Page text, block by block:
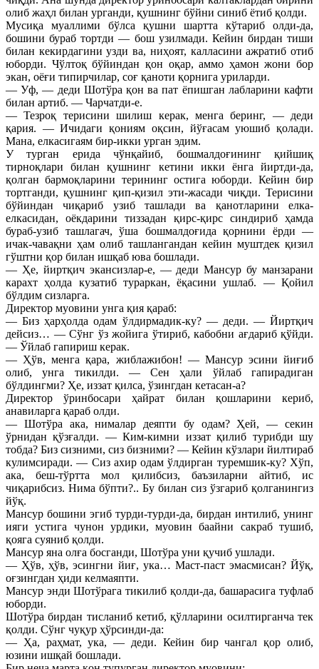
олиб жаҳл билан урганди, қушнинг бўйни синиб ётиб қолди.
Мусиқа муаллими бўлса қушни шартта кўтариб олди-да,
бошини бураб тортди — бош узилмади. Кейин бирдан тиши
билан кекирдагини узди ва, ниҳоят, калласини ажратиб отиб
юборди. Чўлтоқ бўйиндан қон оқар, аммо ҳамон жони бор
экан, оёғи типирчилар, соғ қаноти қорнига уриларди.
— Уф, — деди Шотўра қон ва пат ёпишган лабларини кафти
билан артиб. — Чарчатди-е.
— Тезроқ терисини шилиш керак, менга беринг, — деди
қария. — Ичидаги қониям оқсин, йўғасам уюшиб қолади.
Мана, елкасигаям бир-икки урган эдим.
У турган ерида чўнқайиб, бошмалдоғининг қийшиқ
тирноқлари билан қушнинг кетини икки ёнга йиртди-да,
қолган бармоқларини терининг остига юборди. Кейин бир
тортганди, қушнинг қип-қизил эти-жасади чиқди. Терисини
бўйиндан чиқариб узиб ташлади ва қанотларини елка-
елкасидан, оёкдарини тиззадан қирс-қирс синдириб ҳамда
бураб-узиб ташлагач, ўша бошмалдоғида қорнини ёрди —
ичак-чавақни ҳам олиб ташлангандан кейин муштдек қизил
гўштни қор билан ишқаб юва бошлади.
— Ҳе, йиртқич экансизлар-е, — деди Мансур бу манзарани
карахт ҳолда кузатиб тураркан, ёқасини ушлаб. — Қойил
бўлдим сизларга.
Директор муовини унга қия қараб:
— Биз ҳарҳолда одам ўлдирмадик-ку? — деди. — Йиртқич
дейсиз… — Сўнг ўз жойига ўтириб, кабобни ағдариб қўйди.
— Ўйлаб гапириш керак.
— Ҳўв, менга қара, жиблажибон! — Мансур эсини йиғиб
олиб, унга тикилди. — Сен ҳали ўйлаб гапирадиган
бўлдингми? Ҳе, иззат қилса, ўзингдан кетасан-а?
Директор ўринбосари ҳайрат билан қошларини кериб,
анавиларга қараб олди.
— Шотўра ака, нималар деяпти бу одам? Ҳей, — секин
ўрнидан қўзғалди. — Ким-кимни иззат қилиб турибди шу
тобда? Биз сизними, сиз бизними? — Кейин кўзлари йилтираб
кулимсиради. — Сиз ахир одам ўлдирган туремшик-ку? Хўп,
ака, беш-тўртта мол қилибсиз, баъзиларни айтиб, ис
чиқарибсиз. Нима бўпти?.. Бу билан сиз ўзгариб қолганингиз
йўқ.
Мансур бошини эгиб турди-турди-да, бирдан интилиб, унинг
ияги устига чунон урдики, муовин баайни сакраб тушиб,
қояга суяниб қолди.
Мансур яна олға босганди, Шотўра уни қучиб ушлади.
— Ҳўв, ҳўв, эсингни йиғ, ука… Маст-паст эмасмисан? Йўқ,
оғзингдан ҳиди келмаяпти.
Мансур энди Шотўрага тикилиб қолди-да, башарасига туфлаб
юборди.
Шотўра бирдан тисланиб кетиб, қўлларини осилтирганча тек
қолди. Сўнг чуқур ҳўрсинди-да:
— Ҳа, раҳмат, ука, — деди. Кейин бир чангал қор олиб,
юзини ишқай бошлади.